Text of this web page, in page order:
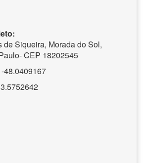
de Siqueira, Morada do Sol,
CEP 18202545
-48.0409167